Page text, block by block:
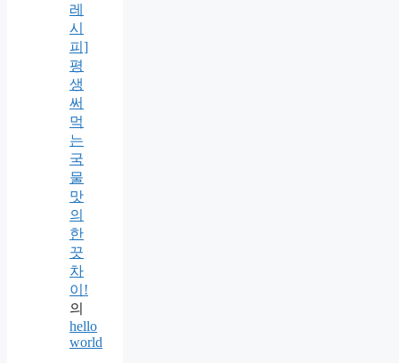
레
시
피]
평
생
써
먹
는
국
물
맛
의
한
끗
차
이!
의
hello
world